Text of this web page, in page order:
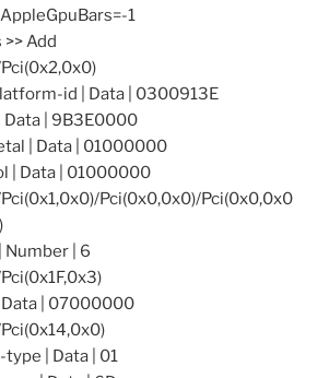
1
Add
id | Data | 0300913E
Data | 9B3E0000
| Data | 01000000
| Data | 01000000
Pci(0x0,0x0)/Pci(0x0,0x0
Number | 6
| 07000000
| Data | 01